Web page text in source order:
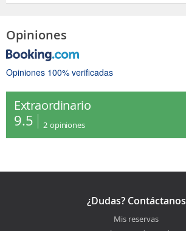
Opiniones
Opiniones 100% verificadas
Extraordinario
9.5 2 opiniones
¿Dudas? Contáctanos
Mis reservas